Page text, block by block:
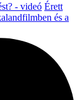
- videó Érett
és a